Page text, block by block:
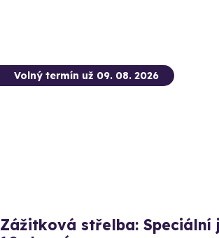
Volný termín už 09. 08. 2026
Zážitková střelba: Speciální